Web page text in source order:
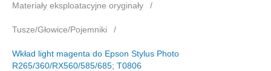
Materiały eksploatacyjne oryginały
Tusze/Głowice/Pojemniki
Wkład light magenta do Epson Stylus Photo
R265/360/RX560/585/685; T0806